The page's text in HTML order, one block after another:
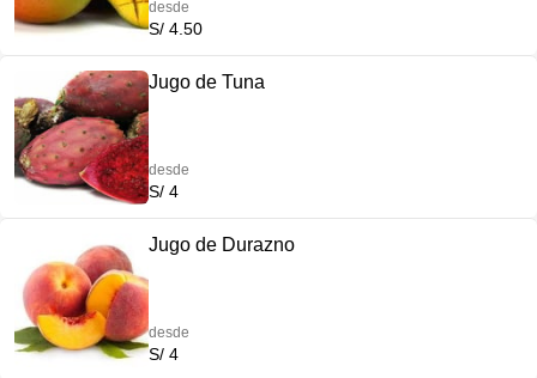
desde
S/ 4.50
Jugo de Tuna
desde
S/ 4
Jugo de Durazno
desde
S/ 4